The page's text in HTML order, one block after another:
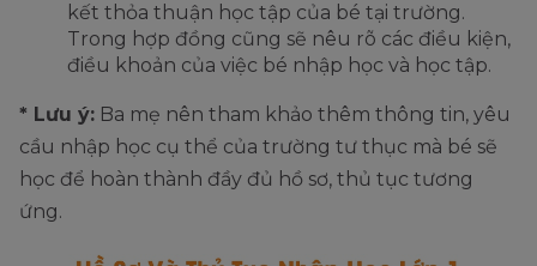
kết thỏa thuận học tập của bé tại trường.
Trong hợp đồng cũng sẽ nêu rõ các điều kiện,
điều khoản của việc bé nhập học và học tập.
* Lưu ý: Ba mẹ nên tham khảo thêm thông tin, yêu
cầu nhập học cụ thể của trường tư thục mà bé sẽ
học để hoàn thành đầy đủ hồ sơ, thủ tục tương
ứng.